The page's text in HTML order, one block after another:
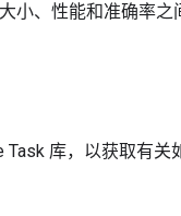
、性能和准确率之
Task 库，以获取有关